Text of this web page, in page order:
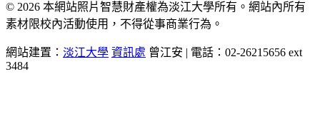
© 2026 本網站照片智慧財產權為淡江大學所有。網站內所有
素材限校內活動使用，不得從事商業行為。
網站建置： 淡江大學 資訊處 曾江安 | 電話：02-26215656 ext
3484